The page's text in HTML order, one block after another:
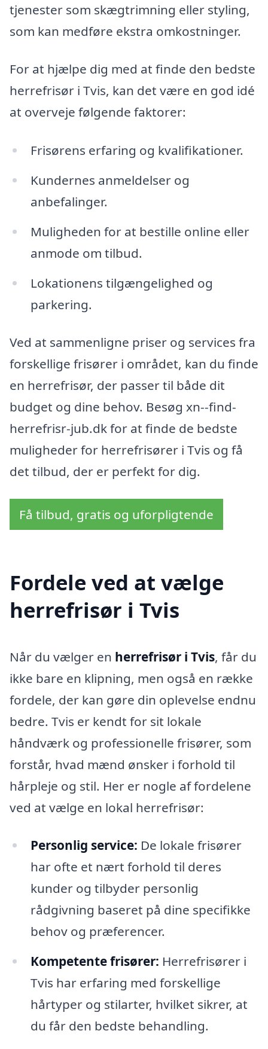
tjenester som skægtrimning eller styling,
som kan medføre ekstra omkostninger.
For at hjælpe dig med at finde den bedste
herrefrisør i Tvis, kan det være en god idé
at overveje følgende faktorer:
Frisørens erfaring og kvalifikationer.
Kundernes anmeldelser og
anbefalinger.
Muligheden for at bestille online eller
anmode om tilbud.
Lokationens tilgængelighed og
parkering.
Ved at sammenligne priser og services fra
forskellige frisører i området, kan du finde
en herrefrisør, der passer til både dit
budget og dine behov. Besøg xn--find-
herrefrisr-jub.dk for at finde de bedste
muligheder for herrefrisører i Tvis og få
det tilbud, der er perfekt for dig.
Få tilbud, gratis og uforpligtende
Fordele ved at vælge
herrefrisør i Tvis
Når du vælger en herrefrisør i Tvis, får du
ikke bare en klipning, men også en række
fordele, der kan gøre din oplevelse endnu
bedre. Tvis er kendt for sit lokale
håndværk og professionelle frisører, som
forstår, hvad mænd ønsker i forhold til
hårpleje og stil. Her er nogle af fordelene
ved at vælge en lokal herrefrisør:
Personlig service: De lokale frisører
har ofte et nært forhold til deres
kunder og tilbyder personlig
rådgivning baseret på dine specifikke
behov og præferencer.
Kompetente frisører: Herrefrisører i
Tvis har erfaring med forskellige
hårtyper og stilarter, hvilket sikrer, at
du får den bedste behandling.